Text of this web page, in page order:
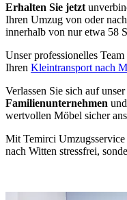
Erhalten Sie jetzt
Ihren Umzug von oder
innerhalb von nur etwa 58
Unser professionelles
Ihren Kleintransport nach
Verlassen Sie sich auf unser
Familienunternehmen
wertvollen Möbel sicher
Mit Temirci
nach Witten stressfrei,